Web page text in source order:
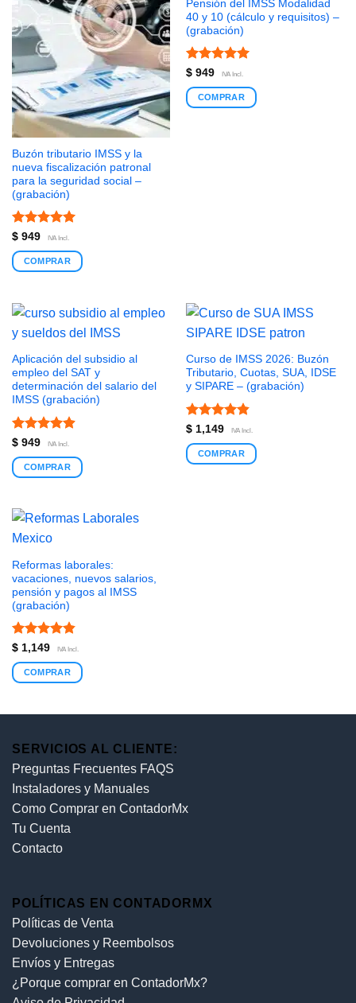
Buzón tributario IMSS y la
nueva fiscalización patronal
para la seguridad social –
(grabación)
Valorado
con5de 5
$949 IVA Incl.
COMPRAR
Pensión del IMSS Modalidad
40 y 10 (cálculo y requisitos) –
(grabación)
Valorado
con4.95
de 5
$949 IVA Incl.
COMPRAR
Aplicación del subsidio al
empleo del SAT y
determinación del salario del
IMSS (grabación)
Valorado
con4.91
de 5
$949 IVA Incl.
COMPRAR
Curso de IMSS 2026: Buzón
Tributario, Cuotas, SUA, IDSE
y SIPARE – (grabación)
Valorado
con4.85
de 5
$1,149 IVA Incl.
COMPRAR
Reformas laborales:
vacaciones, nuevos salarios,
pensión y pagos al IMSS
(grabación)
Valorado
con4.8de
5
$1,149 IVA Incl.
COMPRAR
SERVICIOS AL CLIENTE:
Preguntas Frecuentes FAQS
Instaladores y Manuales
Como Comprar en ContadorMx
Tu Cuenta
Contacto
POLÍTICAS EN CONTADORMX
Políticas de Venta
Devoluciones y Reembolsos
Envíos y Entregas
¿Porque comprar en ContadorMx?